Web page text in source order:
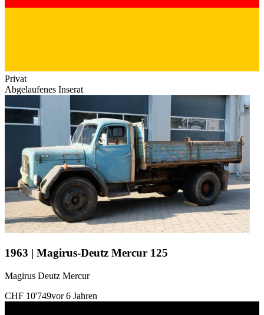
Privat
Abgelaufenes Inserat
1963 | Magirus-Deutz Mercur 125
Magirus Deutz Mercur
CHF 10'749vor 6 Jahren